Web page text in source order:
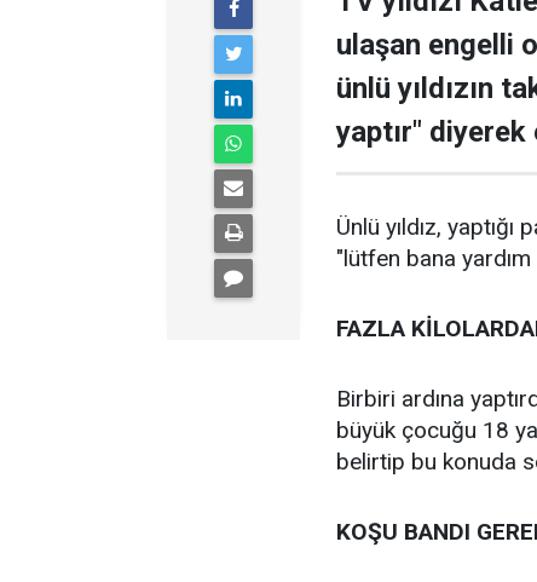
ulaşan engelli
ünlü yıldızın
yaptır"
Ünlü yıldız,
"lütfen bana
FAZLA
Birbiri ardına
büyük çocuğu 18
belirtip bu konuda
KOŞU BANDI